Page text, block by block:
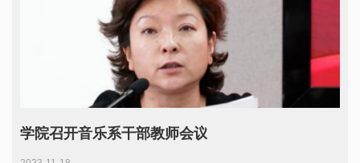
学院召开音乐系干部教师会议